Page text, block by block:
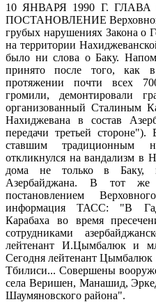
10 ЯНВАРЯ 1990 Г.
ПОСТАНОВЛЕНИЕ
грубых нарушениях Закона о
на территории
было ни слова о Баку.
принято после того, как
протяжении почти всех
громили, демонтировали
организованный Сталиным
Нахиджевана в состав
передачи третьей
ставшим традиционным
откликнулся на вандализм в
дома не только в Баку,
Азербайджана. В тот
постановлением
информация ТАСС: "В
Карабаха во время
сотрудниками
лейтенант И.Цымбалюк и
Сегодня лейтенант Цымбалюк
Тбилиси... Совершены
сeла Веришен, Манашид,
Шаумяновского района".